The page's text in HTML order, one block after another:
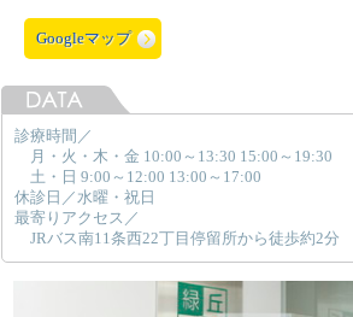
Googleマップ
診療時間／
月・火・木・金 10:00～13:30 15:00～19:30
土・日 9:00～12:00 13:00～17:00
休診日／水曜・祝日
最寄りアクセス／
JRバス南11条西22丁目停留所から徒歩約2分